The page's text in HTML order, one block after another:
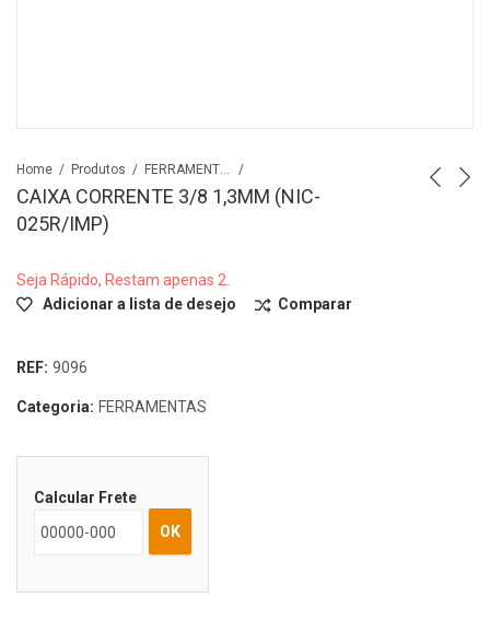
Home Produtos FERRAMENTAS
CAIXA CORRENTE 3/8 1,3MM (NIC-
025R/IMP)
Seja Rápido, Restam apenas 2.
Adicionar a lista de desejo
Comparar
REF: 9096
Categoria: FERRAMENTAS
Calcular Frete
OK